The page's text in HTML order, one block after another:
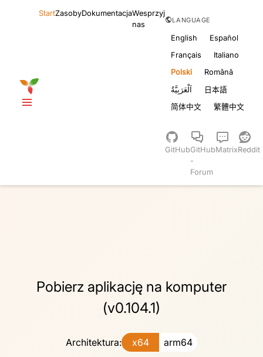
StartZasobyDokumentacjaWesprzyj
nas
LANGUAGE
English
Español
Français
Italiano
Polski
Română
اَلْعَرَبِيَّةُ
日本語
简体中文
繁體中文
GitHubGitHub
-
Forum
MatrixReddit
Pobierz aplikację na komputer
(v0.104.1)
Architektura: x64 arm64